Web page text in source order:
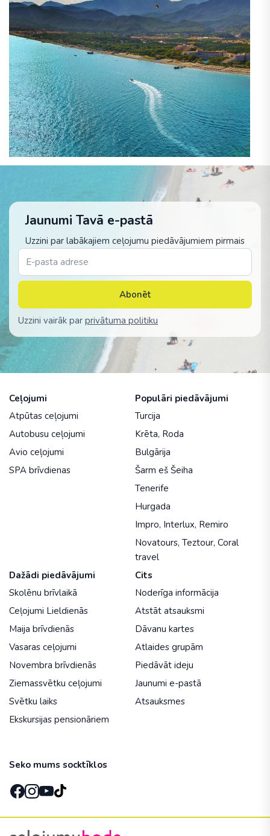
Jaunumi Tavā e-pastā
Uzzini par labākajiem ceļojumu piedāvājumiem pirmais
Abonēt
Uzzini vairāk par privātuma politiku
Ceļojumi
Atpūtas ceļojumi
Autobusu ceļojumi
Avio ceļojumi
SPA brīvdienas
Populāri piedāvājumi
Turcija
Krēta, Roda
Bulgārija
Šarm eš Šeiha
Tenerife
Hurgada
Impro, Interlux, Remiro
Novatours, Teztour, Coral
travel
Dažādi piedāvājumi
Skolēnu brīvlaikā
Ceļojumi Lieldienās
Maija brīvdienās
Vasaras ceļojumi
Novembra brīvdienās
Ziemassvētku ceļojumi
Svētku laiks
Ekskursijas pensionāriem
Cits
Noderīga informācija
Atstāt atsauksmi
Dāvanu kartes
Atlaides grupām
Piedāvāt ideju
Jaunumi e-pastā
Atsauksmes
Seko mums socktīklos